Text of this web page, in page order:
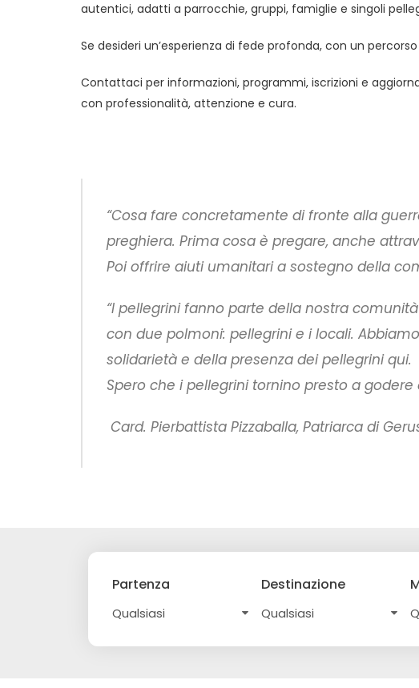
autentici, adatti a parrocchie, gruppi, famiglie e singoli
Se desideri un’esperienza di fede profonda, con un
Contattaci per informazioni, programmi, iscrizioni e
con professionalità, attenzione e cura.
“Cosa fare concretamente di fronte alla
preghiera. Prima cosa è pregare, anche
Poi offrire aiuti umanitari a sostegno della
“I pellegrini fanno parte della nostra
con due polmoni: pellegrini e i locali.
solidarietà e della presenza dei pellegrini qui.
Spero che i pellegrini tornino presto a
Card. Pierbattista Pizzaballa, Patriarca di
Partenza Destinazione